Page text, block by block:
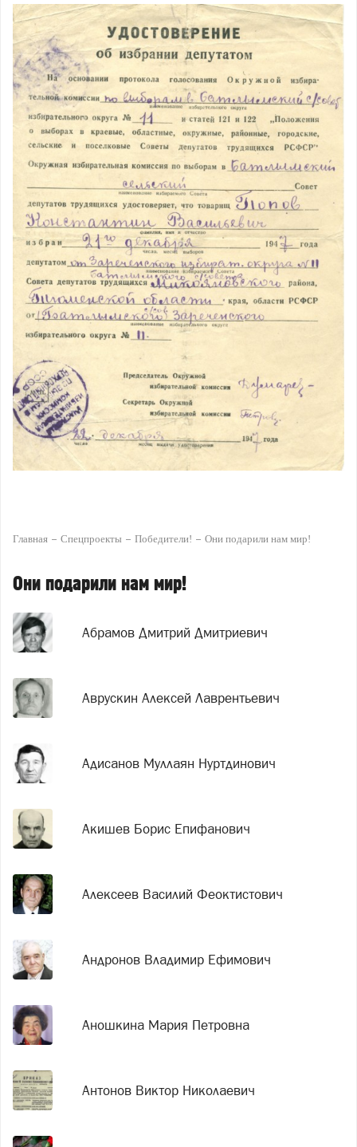
Главная Спецпроекты Победители! Они подарили нам мир!
Они подарили нам мир!
Абрамов Дмитрий Дмитриевич
Аврускин Алексей Лаврентьевич
Адисанов Муллаян Нуртдинович
Акишев Борис Епифанович
Алексеев Василий Феоктистович
Андронов Владимир Ефимович
Аношкина Мария Петровна
Антонов Виктор Николаевич